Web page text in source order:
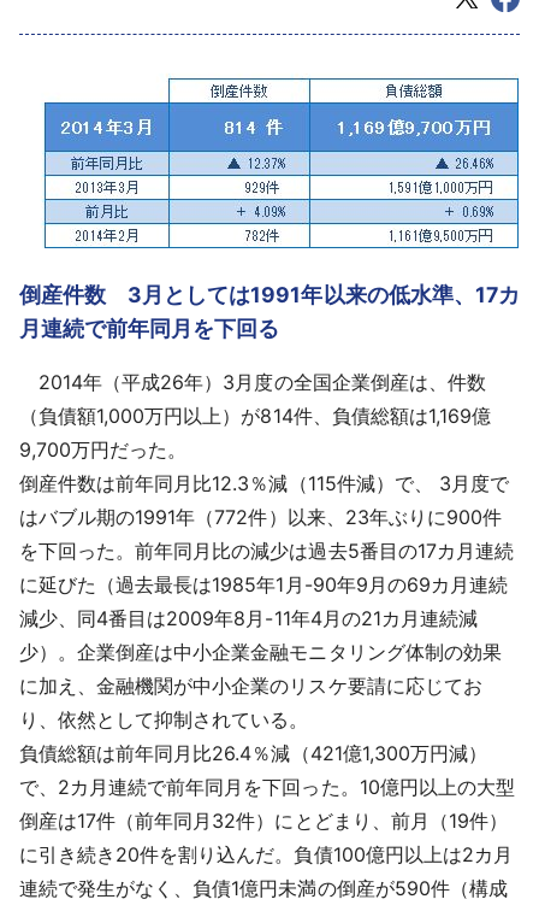
導入事例
採用情報
よくあるご質問
English
倒産件数 3月としては1991年以来の低水準、17カ
月連続で前年同月を下回る
2014年（平成26年）3月度の全国企業倒産は、件数
（負債額1,000万円以上）が814件、負債総額は1,169億
9,700万円だった。
倒産件数は前年同月比12.3％減（115件減）で、 3月度で
はバブル期の1991年（772件）以来、23年ぶりに900件
を下回った。前年同月比の減少は過去5番目の17カ月連続
に延びた（過去最長は1985年1月-90年9月の69カ月連続
減少、同4番目は2009年8月-11年4月の21カ月連続減
少）。企業倒産は中小企業金融モニタリング体制の効果
に加え、金融機関が中小企業のリスケ要請に応じてお
り、依然として抑制されている。
負債総額は前年同月比26.4％減（421億1,300万円減）
で、2カ月連続で前年同月を下回った。10億円以上の大型
倒産は17件（前年同月32件）にとどまり、前月（19件）
に引き続き20件を割り込んだ。負債100億円以上は2カ月
連続で発生がなく、負債1億円未満の倒産が590件（構成